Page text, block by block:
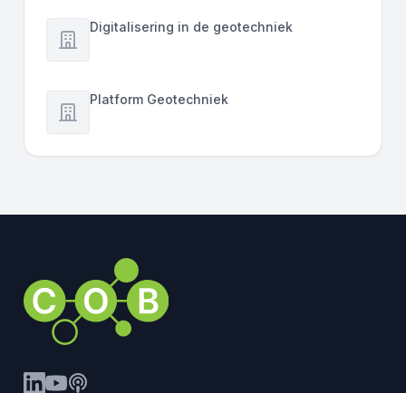
Digitalisering in de geotechniek
Platform Geotechniek